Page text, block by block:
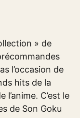
» de
l’occasion de
hits de la
l’anime. C’est le
de Son Goku